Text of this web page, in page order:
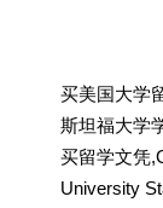
买美国大学
斯坦福大学
买留学文凭
University